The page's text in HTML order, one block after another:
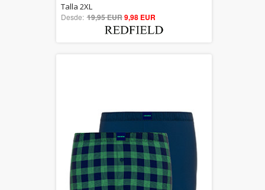
out of 5
Talla 2XL
Desde: 19,95 EUR9,98 EUR